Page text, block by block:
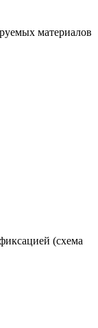
материалов
(схема